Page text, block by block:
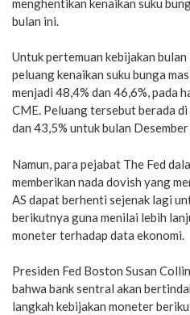
bulan ini.
Untuk pertemuan kebijakan
peluang kenaikan suku bunga
menjadi 48,4% dan 46,6%, pada
CME. Peluang tersebut berada
dan 43,5% untuk bulan Desember
Namun, para pejabat The Fed
memberikan nada dovish yang
AS dapat berhenti sejenak lagi
berikutnya guna menilai lebih
moneter terhadap data ekonomi.
Presiden Fed Boston Susan
bahwa bank sentral akan
langkah kebijakan moneter